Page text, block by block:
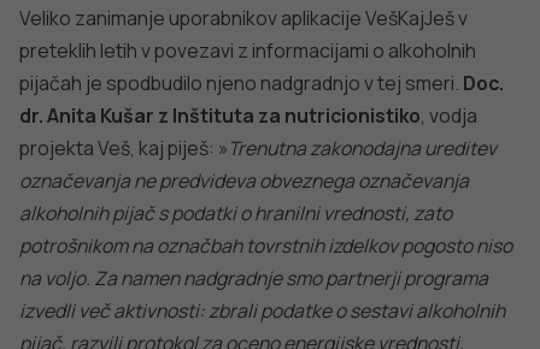
DODATNO BRANJE
Sorodni članki
VSE IZ TEMATIKE